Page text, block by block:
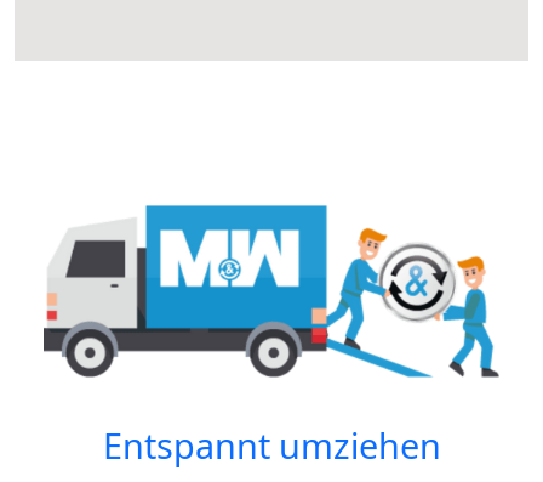
Entspannt umziehen